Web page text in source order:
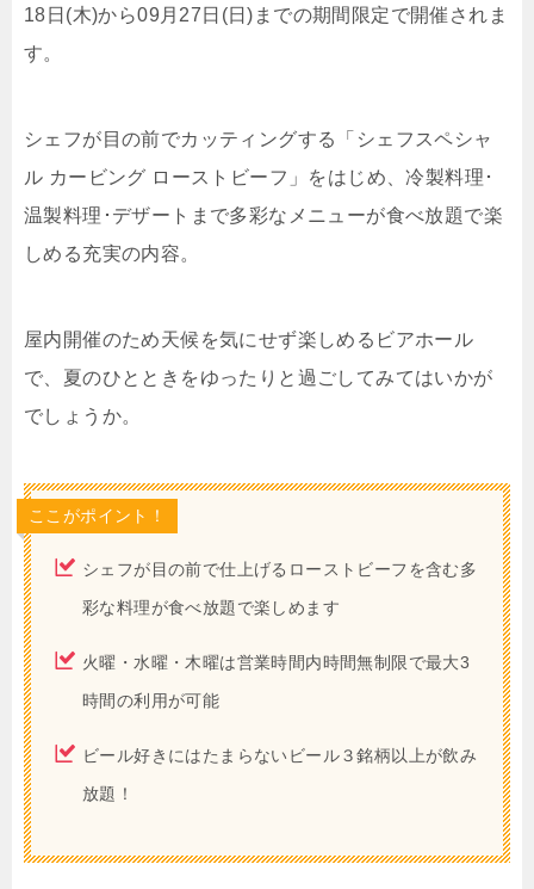
18日(木)から09月27日(日)までの期間限定で開催されま
す。
シェフが目の前でカッティングする「シェフスペシャ
ル カービング ローストビーフ」をはじめ、冷製料理･
温製料理･デザートまで多彩なメニューが食べ放題で楽
しめる充実の内容。
屋内開催のため天候を気にせず楽しめるビアホール
で、夏のひとときをゆったりと過ごしてみてはいかが
でしょうか。
ここがポイント！
シェフが目の前で仕上げるローストビーフを含む多
彩な料理が食べ放題で楽しめます
火曜・水曜・木曜は営業時間内時間無制限で最大3
時間の利用が可能
ビール好きにはたまらないビール３銘柄以上が飲み
放題！